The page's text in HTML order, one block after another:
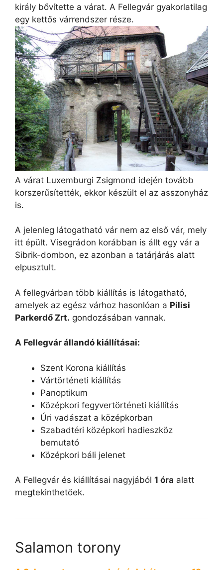
király bővítette a várat. A Fellegvár gyakorlatilag
egy kettős várrendszer része.
A várat Luxemburgi Zsigmond idején tovább
korszerűsítették, ekkor készült el az asszonyház
is.
A jelenleg látogatható vár nem az első vár, mely
itt épült. Visegrádon korábban is állt egy vár a
Sibrik-dombon, ez azonban a tatárjárás alatt
elpusztult.
A fellegvárban több kiállítás is látogatható,
amelyek az egész várhoz hasonlóan a Pilisi
Parkerdő Zrt. gondozásában vannak.
A Fellegvár állandó kiállításai:
Szent Korona kiállítás
Vártörténeti kiállítás
Panoptikum
Középkori fegyvertörténeti kiállítás
Úri vadászat a középkorban
Szabadtéri középkori hadieszköz
bemutató
Középkori báli jelenet
A Fellegvár és kiállításai nagyjából 1 óra alatt
megtekinthetőek.
Salamon torony